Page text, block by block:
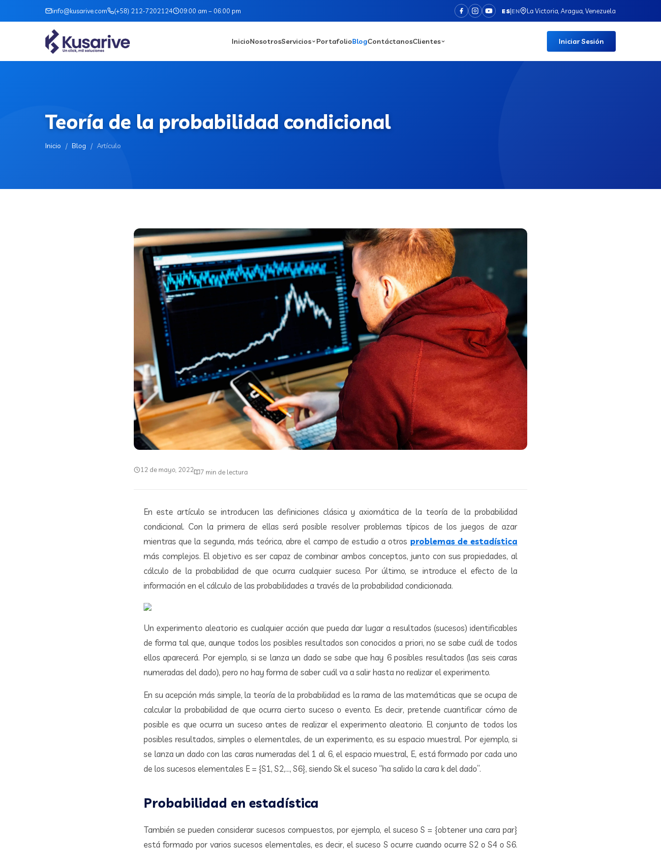
info@kusarive.com (+58) 212-7202124 09:00 am – 06:00 pm ES|EN La Victoria, Aragua, Venezuela
InicioNosotrosServicios PortafolioBlogContáctanosClientes Iniciar Sesión
Teoría de la probabilidad condicional
Inicio / Blog / Artículo
12 de mayo, 2022 7 min de lectura
En este artículo se introducen las definiciones clásica y axiomática de la teoría de la probabilidad
condicional. Con la primera de ellas será posible resolver problemas típicos de los juegos de azar
mientras que la segunda, más teórica, abre el campo de estudio a otros problemas de estadística
más complejos. El objetivo es ser capaz de combinar ambos conceptos, junto con sus propiedades, al
cálculo de la probabilidad de que ocurra cualquier suceso. Por último, se introduce el efecto de la
información en el cálculo de las probabilidades a través de la probabilidad condicionada.
Un experimento aleatorio es cualquier acción que pueda dar lugar a resultados (sucesos) identificables
de forma tal que, aunque todos los posibles resultados son conocidos a priori, no se sabe cuál de todos
ellos aparecerá. Por ejemplo, si se lanza un dado se sabe que hay 6 posibles resultados (las seis caras
numeradas del dado), pero no hay forma de saber cuál va a salir hasta no realizar el experimento.
En su acepción más simple, la teoría de la probabilidad es la rama de las matemáticas que se ocupa de
calcular la probabilidad de que ocurra cierto suceso o evento. Es decir, pretende cuantificar cómo de
posible es que ocurra un suceso antes de realizar el experimento aleatorio. El conjunto de todos los
posibles resultados, simples o elementales, de un experimento, es su espacio muestral. Por ejemplo, si
se lanza un dado con las caras numeradas del 1 al 6, el espacio muestral, E, está formado por cada uno
de los sucesos elementales E = {S1, S2,…, S6}, siendo Sk el suceso “ha salido la cara k del dado”.
Probabilidad en estadística
También se pueden considerar sucesos compuestos, por ejemplo, el suceso S = {obtener una cara par}
está formado por varios sucesos elementales, es decir, el suceso S ocurre cuando ocurre S2 o S4 o S6.